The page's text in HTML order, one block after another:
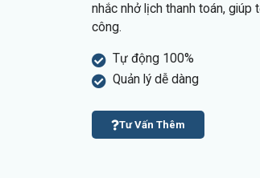
nhắc nhở lịch thanh toán, giúp
công.
Tự động 100%
Quản lý dễ dàng
Tư Vấn Thêm